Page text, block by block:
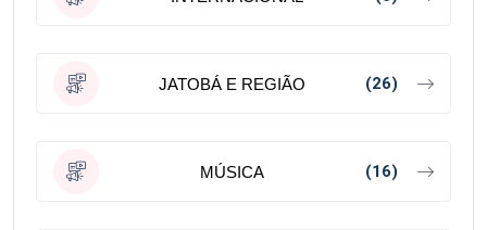
JATOBÁ E REGIÃO (26)
MÚSICA (16)